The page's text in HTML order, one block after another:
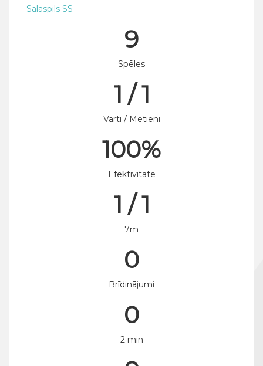
Salaspils SS
9
Spēles
1 / 1
Vārti / Metieni
100%
Efektivitāte
1 / 1
7m
0
Brīdinājumi
0
2 min